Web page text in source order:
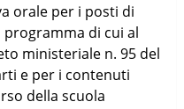
orale per i posti di
di cui al
ministeriale n. 95 del
e per i contenuti
della scuola